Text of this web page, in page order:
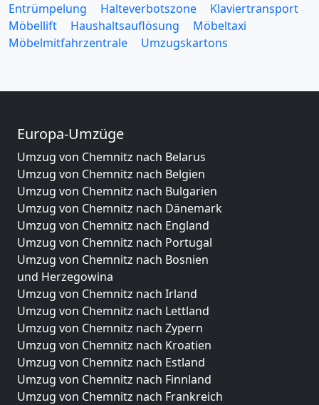
Entrümpelung
Halteverbotszone
Klaviertransport
Möbellift
Haushaltsauflösung
Möbeltaxi
Möbelmitfahrzentrale
Umzugskartons
Europa-Umzüge
Umzug von Chemnitz nach Belarus
Umzug von Chemnitz nach Belgien
Umzug von Chemnitz nach Bulgarien
Umzug von Chemnitz nach Dänemark
Umzug von Chemnitz nach England
Umzug von Chemnitz nach Portugal
Umzug von Chemnitz nach Bosnien
und Herzegowina
Umzug von Chemnitz nach Irland
Umzug von Chemnitz nach Lettland
Umzug von Chemnitz nach Zypern
Umzug von Chemnitz nach Kroatien
Umzug von Chemnitz nach Estland
Umzug von Chemnitz nach Finnland
Umzug von Chemnitz nach Frankreich